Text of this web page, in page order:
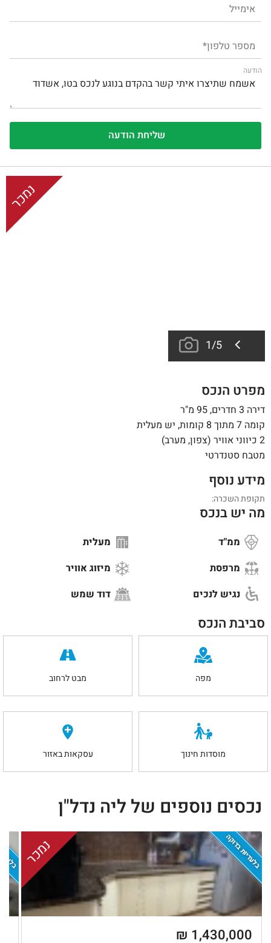
הודעה
נמכר
1/5
מפרט הנכס
דירה 3 חדרים, 95 מ"ר
קומה 7 מתוך 8 קומות, יש מעלית
2 כיווני אוויר (צפון, מערב)
מטבח סטנדרטי
מידע נוסף
תקופת השכרה:
מה יש בנכס
ממ"ד
מעלית
מרפסת
מיזוג אוויר
נגיש לנכים
דוד שמש
סביבת הנכס
מפה מבט לרחוב
מוסדות חינוך עסקאות באזור
נכסים נוספים של ליה נדל"ן
בלעדיות בדוקה נמכר
1,430,000 ₪